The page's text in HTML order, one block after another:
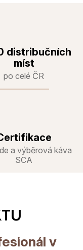
distribučních
míst
po celé ČR
a výběrová káva
SCA
v